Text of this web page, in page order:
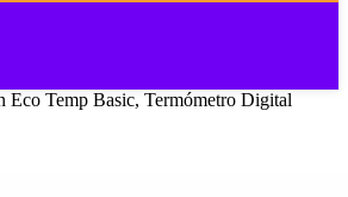
Eco Temp Basic, Termómetro Digital